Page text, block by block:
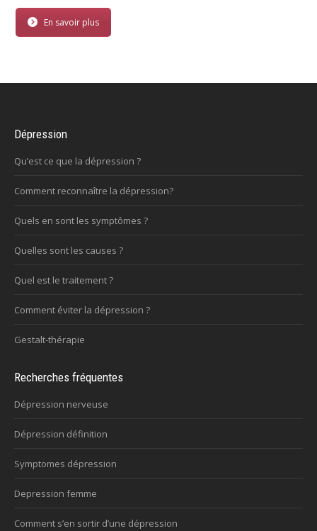
En savoir plus
Dépression
Qu’est ce que la dépression ?
Comment reconnaître la dépression?
Quels en sont les symptômes ?
Quelles sont les causes ?
Quel est le traitement ?
Comment éviter la dépression ?
Gestalt-thérapie
Recherches fréquentes
Dépression nerveuse
Dépression définition
Symptomes dépression
Depression femme
Comment s’en sortir d’une dépression